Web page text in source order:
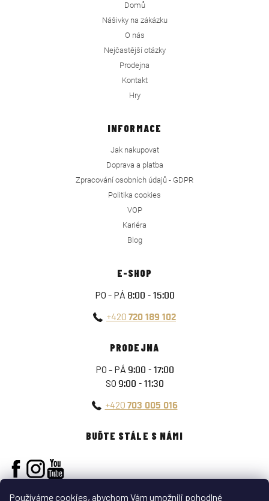
Používáme cookies, abychom Vám umožnili pohodlné
Domů
Nášivky na zákázku
O nás
Nejčastější otázky
Prodejna
Kontakt
Hry
INFORMACE
Jak nakupovat
Doprava a platba
Zpracování osobních údajů - GDPR
Politika cookies
VOP
Kariéra
Blog
E-SHOP
PO - PÁ 8:00 - 15:00
+420 720 189 102
PRODEJNA
PO - PÁ 9:00 - 17:00
SO 9:00 - 11:30
+420 703 005 016
BUĎTE STÁLE S NÁMI